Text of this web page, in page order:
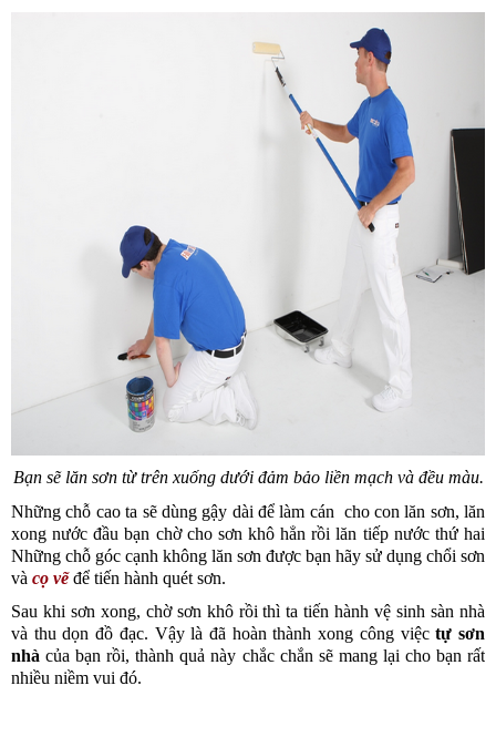
Bạn sẽ lăn sơn từ trên xuống dưới đảm bảo liền mạch và đều màu.
Những chỗ cao ta sẽ dùng gậy dài để làm cán  cho con lăn sơn, lăn
xong nước đầu bạn chờ cho sơn khô hẳn rồi lăn tiếp nước thứ hai
Những chỗ góc cạnh không lăn sơn được bạn hãy sử dụng chổi sơn
và cọ vẽ để tiến hành quét sơn.
Sau khi sơn xong, chờ sơn khô rồi thì ta tiến hành vệ sinh sàn nhà
và thu dọn đồ đạc. Vậy là đã hoàn thành xong công việc tự sơn
nhà của bạn rồi, thành quả này chắc chắn sẽ mang lại cho bạn rất
nhiều niềm vui đó.